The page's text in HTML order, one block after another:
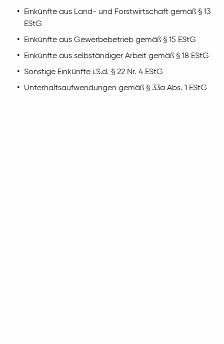
Einkünfte aus Land- und Forstwirtschaft gemäß § 13
EStG
Einkünfte aus Gewerbebetrieb gemäß § 15 EStG
Einkünfte aus selbständiger Arbeit gemäß § 18 EStG
Sonstige Einkünfte i.S.d. § 22 Nr. 4 EStG
Unterhaltsaufwendungen gemäß § 33a Abs. 1 EStG